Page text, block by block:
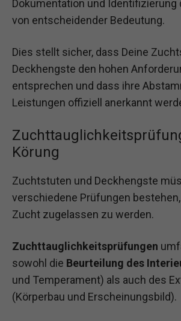
Dokumentation und Identifizierung
von entscheidender Bedeutung.
Dies stellt sicher, dass Deine
Deckhengste den hohen
entsprechen und dass ihre
Leistungen offiziell anerkannt
Körung
Zuchtstuten und Deckhengste
verschiedene Prüfungen
Zucht zugelassen zu werden.
Zuchttauglichkeitsprüfungen
sowohl die Beurteilung des
und Temperament) als auch des
(Körperbau und Erscheinungsbild).